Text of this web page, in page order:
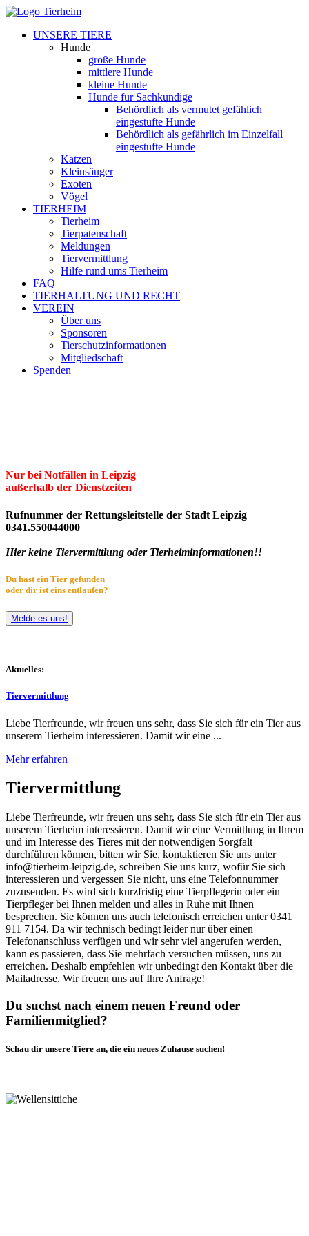
UNSERE TIERE
Hunde
große Hunde
mittlere Hunde
kleine Hunde
Hunde für Sachkundige
Behördlich als vermutet gefählich
eingestufte Hunde
Behördlich als gefährlich im Einzelfall
eingestufte Hunde
Katzen
Kleinsäuger
Exoten
Vögel
TIERHEIM
Tierheim
Tierpatenschaft
Meldungen
Tiervermittlung
Hilfe rund ums Tierheim
FAQ
TIERHALTUNG UND RECHT
VEREIN
Über uns
Sponsoren
Tierschutzinformationen
Mitgliedschaft
Spenden
Nur bei Notfällen in Leipzig
außerhalb der Dienstzeiten
Rufnummer der Rettungsleitstelle der Stadt Leipzig
0341.550044000
Hier keine Tiervermittlung oder Tierheiminformationen!!
Du hast ein Tier gefunden
oder dir ist eins entlaufen?
Melde es uns!
Aktuelles:
Tiervermittlung
Liebe Tierfreunde, wir freuen uns sehr, dass Sie sich für ein Tier aus
unserem Tierheim interessieren. Damit wir eine ...
Mehr erfahren
Tiervermittlung
Liebe Tierfreunde, wir freuen uns sehr, dass Sie sich für ein Tier aus
unserem Tierheim interessieren. Damit wir eine Vermittlung in Ihrem
und im Interesse des Tieres mit der notwendigen Sorgfalt
durchführen können, bitten wir Sie, kontaktieren Sie uns unter
info@tierheim-leipzig.de, schreiben Sie uns kurz, wofür Sie sich
interessieren und vergessen Sie nicht, uns eine Telefonnummer
zuzusenden. Es wird sich kurzfristig eine Tierpflegerin oder ein
Tierpfleger bei Ihnen melden und alles in Ruhe mit Ihnen
besprechen. Sie können uns auch telefonisch erreichen unter 0341
911 7154. Da wir technisch bedingt leider nur über einen
Telefonanschluss verfügen und wir sehr viel angerufen werden,
kann es passieren, dass Sie mehrfach versuchen müssen, uns zu
erreichen. Deshalb empfehlen wir unbedingt den Kontakt über die
Mailadresse. Wir freuen uns auf Ihre Anfrage!
Du suchst nach einem neuen Freund oder
Familienmitglied?
Schau dir unsere Tiere an, die ein neues Zuhause suchen!